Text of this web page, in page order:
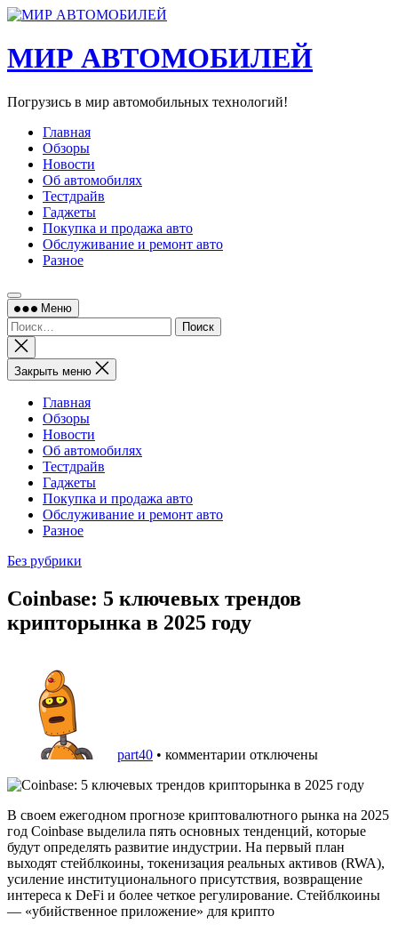
Перейти
содержимому
МИР АВТОМОБИЛЕЙ
Погрузись в мир автомобильных технологий!
Главная
Обзоры
Новости
Об автомобилях
Тестдрайв
Гаджеты
Покупка и продажа авто
Обслуживание и ремонт авто
Разное
Меню
Найти:
Закрыть
поиск
Закрыть меню
Главная
Обзоры
Новости
Об автомобилях
Тестдрайв
Гаджеты
Покупка и продажа авто
Обслуживание и ремонт авто
Разное
Без рубрики
Coinbase: 5 ключевых трендов
крипторынка в 2025 году
part40 • комментарии отключены
В своем ежегодном прогнозе криптовалютного рынка на 2025
год Coinbase выделила пять основных тенденций, которые
будут определять развитие индустрии. На первый план
выходят стейблкоины, токенизация реальных активов (RWA),
усиление институционального присутствия, возвращение
интереса к DeFi и более четкое регулирование. Стейблкоины
— «убийственное приложение» для крипто